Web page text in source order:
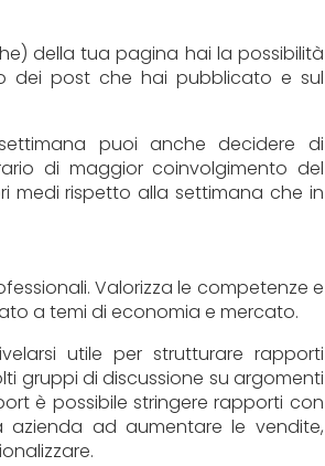
della tua pagina hai la possibilità
dei post che hai pubblicato e sul
puoi anche decidere di
di maggior coinvolgimento del
medi rispetto alla settimana che in
Valorizza le competenze e
a temi di economia e mercato.
utile per strutturare rapporti
gruppi di discussione su argomenti
è possibile stringere rapporti con
ad aumentare le vendite,